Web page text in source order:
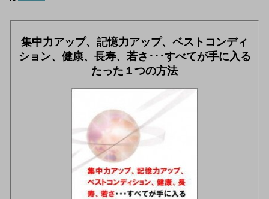
集中力アップ、記憶力アップ、ベストコンディ
ション、健康、長寿、若さ･･･すべてが手に入る
たった１つの方法